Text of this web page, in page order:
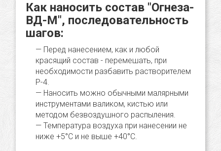
Как наносить состав "Огнеза-
ВД-М", последовательность
шагов:
Перед нанесением, как и любой
красящий состав - перемешать, при
необходимости разбавить растворителем
Р-4.
Наносить можно обычными малярными
инструментами валиком, кистью или
методом безвоздушного распыления.
Температура воздуха при нанесении не
ниже +5°С и не выше +40°С.